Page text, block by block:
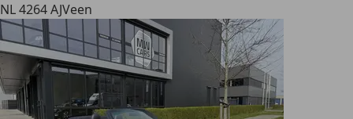
NL 4264 AJVeen